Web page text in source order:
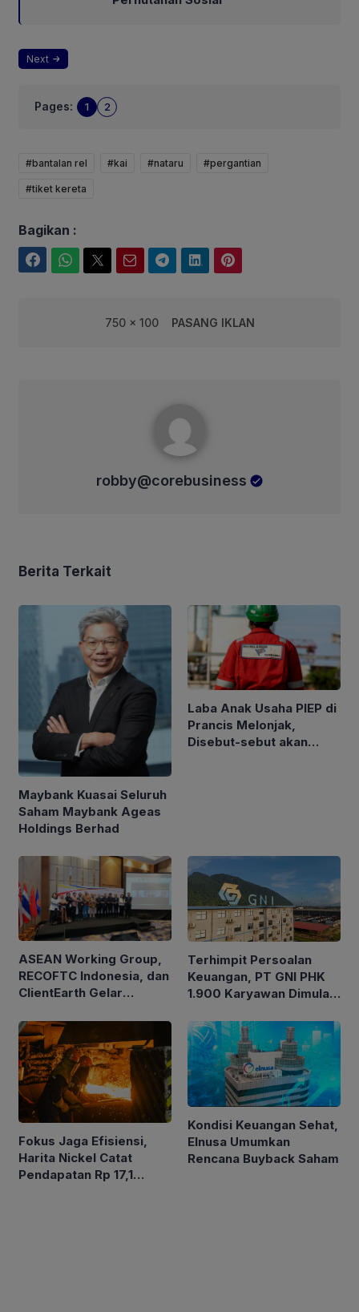
Next
Pages: 1 2
#bantalan rel #kai #nataru #pergantian
#tiket kereta
Bagikan :
750 x 100 PASANG IKLAN
robby@corebusiness
Berita Terkait
Maybank Kuasai Seluruh
Saham Maybank Ageas
Holdings Berhad
Laba Anak Usaha PIEP di
Prancis Melonjak,
Disebut-sebut akan
ASEAN Working Group,
RECOFTC Indonesia, dan
ClientEarth Gelar
untuk Memperkuat Tata
Kelola Perhutanan Sosial
Terhimpit Persoalan
Keuangan, PT GNI PHK
1.900 Karyawan Dimulai
Fokus Jaga Efisiensi,
Harita Nickel Catat
Pendapatan Rp 17,1
Kondisi Keuangan Sehat,
Elnusa Umumkan
Rencana Buyback Saham